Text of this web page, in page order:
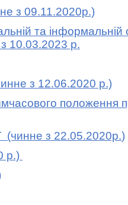
з 09.11.2020р.)
та інформальній
10.03.2023 р.
з 12.06.2020 р.)
положення
(чинне з 22.05.2020р.)
р.)